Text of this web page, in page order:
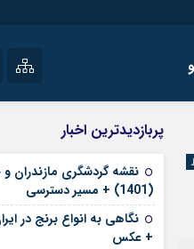
آپارات
رمز عبور
راه اندازی سایت و
سایت های خبری و
پربازدیدترین اخبار
نقشه گردشگری مازندران
(1401) + مسیر دسترسی
نگاهی به انواع برنج در
+ عکس